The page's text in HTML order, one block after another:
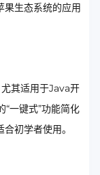
果生态系统的应用
其适用于Java开
一键式”功能简化
初学者使用。